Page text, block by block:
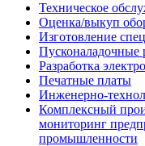
Техническое
Оценка/выкуп
Изготовление
Пусконаладочные
Разработка
Печатные платы
Инженерно-
Комплексный
мониторинг
промышленности